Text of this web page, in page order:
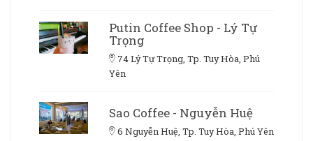
Putin Coffee Shop - Lý Tự
Trọng
74 Lý Tự Trọng, Tp. Tuy Hòa, Phú
Yên
Sao Coffee - Nguyễn Huệ
6 Nguyễn Huệ, Tp. Tuy Hòa, Phú Yên